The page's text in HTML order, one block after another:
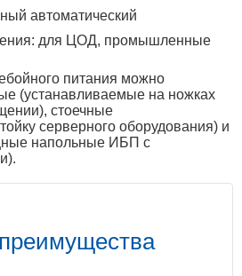
автоматический
для ЦОД, промышленные
питания можно
(устанавливаемые на ножках
стоечные
серверного оборудования) и
напольные ИБП с